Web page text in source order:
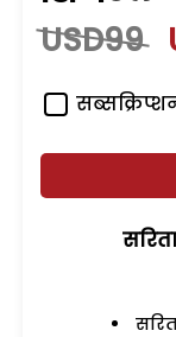
USD99